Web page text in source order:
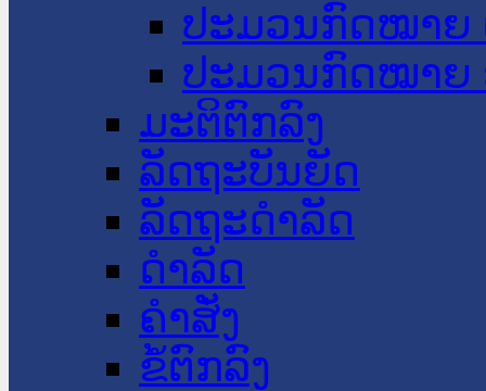
ປະມວນກົດໝາຍ
ປະມວນກົດໝາຍ
ມະຕິຕົກລົງ
ລັດຖະບັນຍັດ
ລັດຖະດໍາລັດ
ດໍາລັດ
ຄໍາສັ່ງ
ຂໍ້ຕົກລົງ